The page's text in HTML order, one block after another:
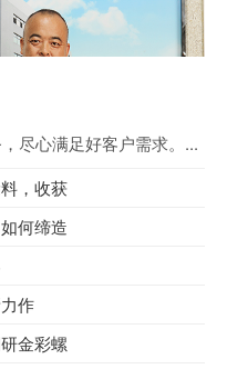
尽心满足好客户需求。...
，收获
何缔造
作
金彩螺